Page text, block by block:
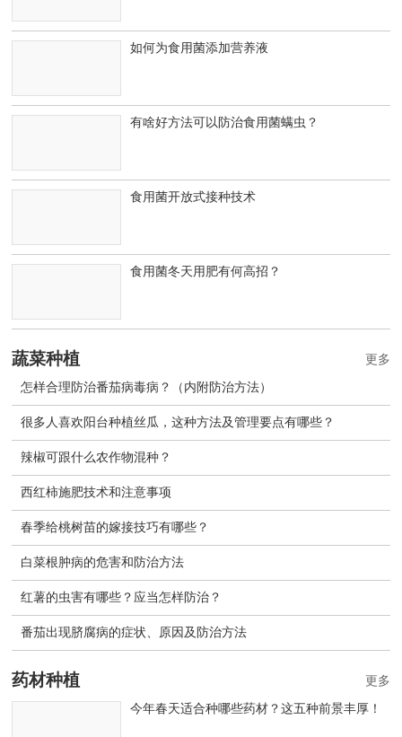
如何为食用菌添加营养液
有啥好方法可以防治食用菌螨虫？
食用菌开放式接种技术
食用菌冬天用肥有何高招？
蔬菜种植
怎样合理防治番茄病毒病？（内附防治方法）
很多人喜欢阳台种植丝瓜，这种方法及管理要点有哪些？
辣椒可跟什么农作物混种？
西红柿施肥技术和注意事项
春季给桃树苗的嫁接技巧有哪些？
白菜根肿病的危害和防治方法
红薯的虫害有哪些？应当怎样防治？
番茄出现脐腐病的症状、原因及防治方法
更多
药材种植
今年春天适合种哪些药材？这五种前景丰厚！
更多